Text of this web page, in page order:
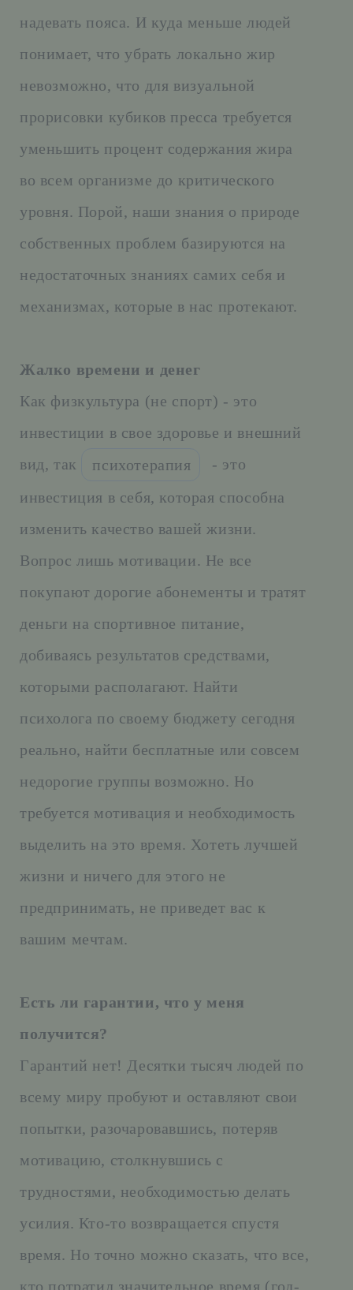
надевать пояса. И куда меньше людей
понимает, что убрать локально жир
невозможно, что для визуальной
прорисовки кубиков пресса требуется
уменьшить процент содержания жира
во всем организме до критического
уровня. Порой, наши знания о природе
собственных проблем базируются на
недостаточных знаниях самих себя и
механизмах, которые в нас протекают.
Жалко времени и денег
Как физкультура (не спорт) - это
инвестиции в свое здоровье и внешний
вид, так
психотерапия
- это
инвестиция в себя, которая способна
изменить качество вашей жизни.
Вопрос лишь мотивации. Не все
покупают дорогие абонементы и тратят
деньги на спортивное питание,
добиваясь результатов средствами,
которыми располагают. Найти
психолога по своему бюджету сегодня
реально, найти бесплатные или совсем
недорогие группы возможно. Но
требуется мотивация и необходимость
выделить на это время. Хотеть лучшей
жизни и ничего для этого не
предпринимать, не приведет вас к
вашим мечтам.
Есть ли гарантии, что у меня
получится?
Гарантий нет! Десятки тысяч людей по
всему миру пробуют и оставляют свои
попытки, разочаровавшись, потеряв
мотивацию, столкнувшись с
трудностями, необходимостью делать
усилия. Кто-то возвращается спустя
время. Но точно можно сказать, что все,
кто потратил значительное время (год-